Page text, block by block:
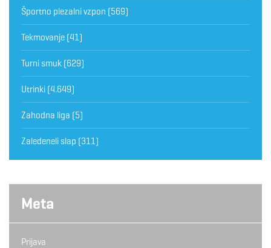
Športno plezalni vzpon (569)
Tekmovanje (41)
Turni smuk (629)
Utrinki (4.649)
Zahodna liga (5)
Zaledeneli slap (311)
Meta
Prijava